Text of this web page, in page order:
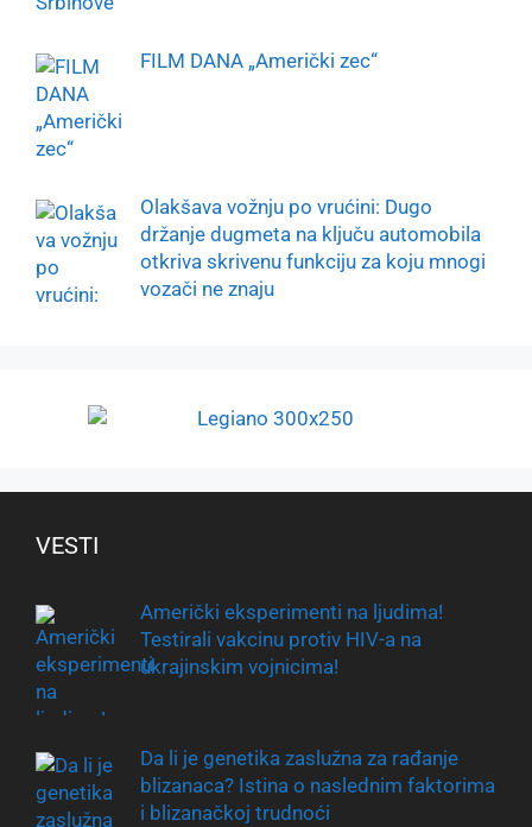
FILM DANA „Američki zec“
Olakšava vožnju po vrućini: Dugo
držanje dugmeta na ključu automobila
otkriva skrivenu funkciju za koju mnogi
vozači ne znaju
VESTI
Američki eksperimenti na ljudima!
Testirali vakcinu protiv HIV-a na
ukrajinskim vojnicima!
Da li je genetika zaslužna za rađanje
blizanaca? Istina o naslednim faktorima
i blizanačkoj trudnoći